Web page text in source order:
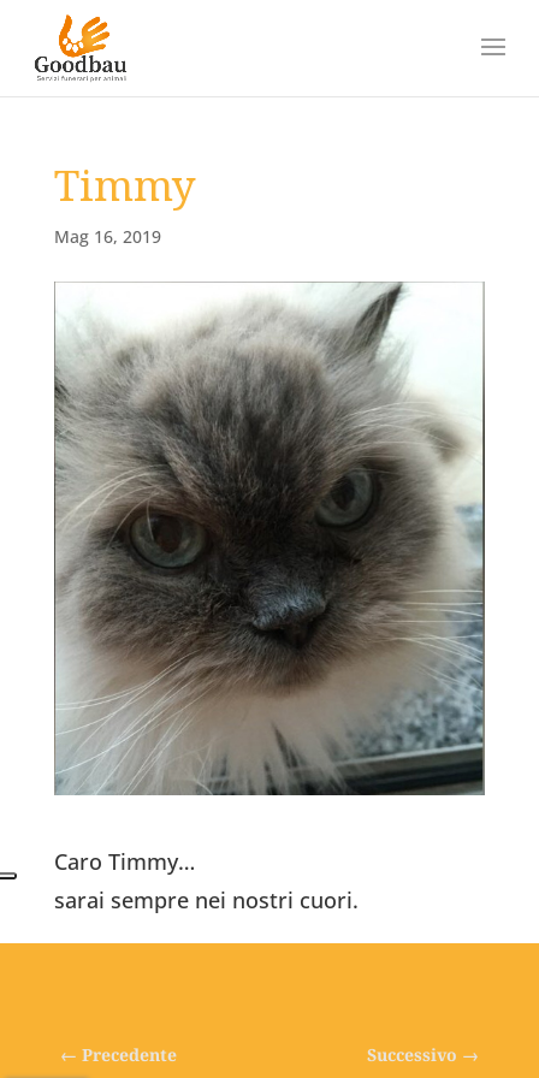
Timmy
Mag 16, 2019
Caro Timmy…
sarai sempre nei nostri cuori.
← Precedente Successivo →